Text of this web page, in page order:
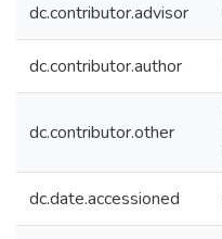
dc.contributor.advisor
dc.contributor.author
dc.contributor.other
dc.date.accessioned